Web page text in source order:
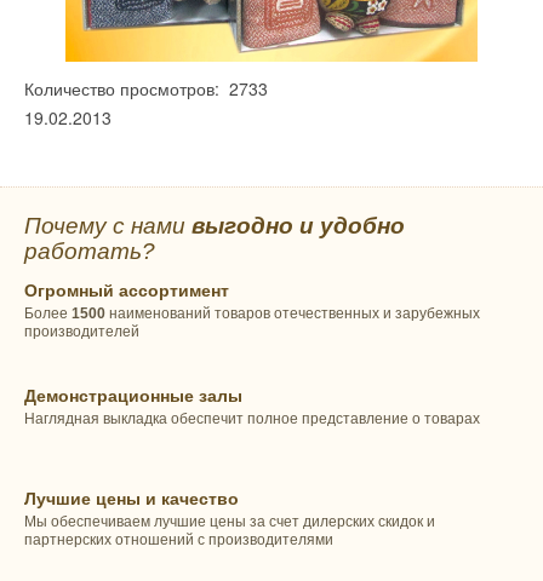
Количество просмотров: 2733
19.02.2013
Почему с нами выгодно и удобно
работать?
Огромный ассортимент
Более 1500 наименований товаров отечественных и зарубежных
производителей
Демонстрационные залы
Наглядная выкладка обеспечит полное представление о товарах
Лучшие цены и качество
Мы обеспечиваем лучшие цены за счет дилерских скидок и
партнерских отношений с производителями